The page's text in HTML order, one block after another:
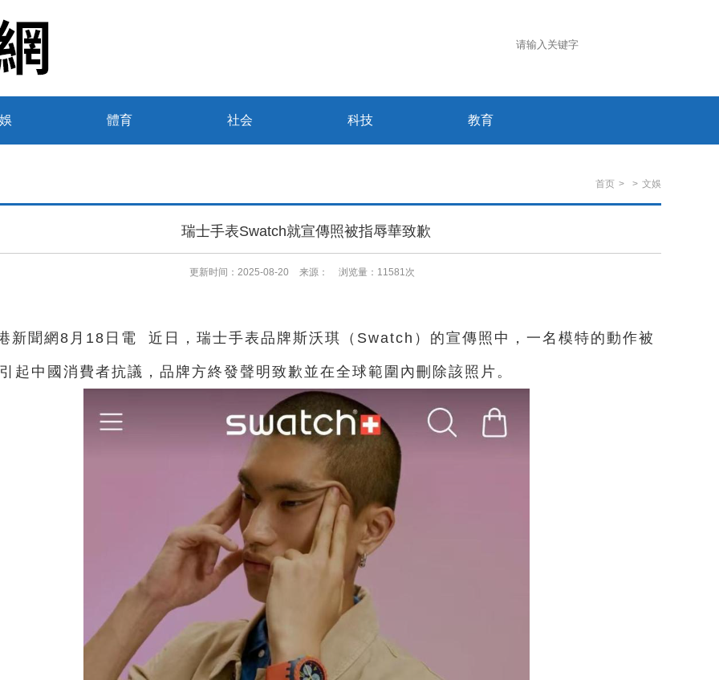
體育 社会 科技 教育
首页 > > 文娛
瑞士手表Swatch就宣傳照被指辱華致歉
更新时间： 2025-08-20 来源： 浏览量： 11581次
新聞網8月18日電 近日，瑞士手表品牌斯沃琪（Swatch）的宣傳照中，一名模特的動作被
起中國消費者抗議，品牌方終發聲明致歉並在全球範圍內刪除該照片。